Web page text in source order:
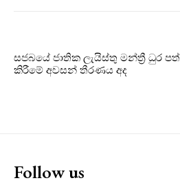
සජබයේ ජාතික ලැයිස්තු මන්ත්‍රී ධුර පත්
කිරීමේ අවසන් තීරණය අද
Follow us